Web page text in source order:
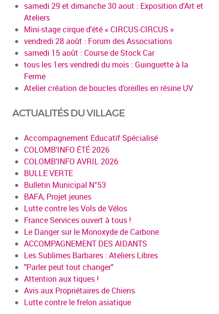
samedi 29 et dimanche 30 aout : Exposition d'Art et
Ateliers
Mini-stage cirque d'été « CIRCUS-CIRCUS »
vendredi 28 août : Forum des Associations
samedi 15 août : Course de Stock Car
tous les 1ers vendredi du mois : Guinguette à la
Ferme
Atelier création de boucles d’oreilles en résine UV
ACTUALITÉS DU VILLAGE
Accompagnement Educatif Spécialisé
COLOMB'INFO ÉTÉ 2026
COLOMB'INFO AVRIL 2026
BULLE VERTE
Bulletin Municipal N°53
BAFA, Projet jeunes
Lutte contre les Vols de Vélos
France Services ouvert à tous !
Le Danger sur le Monoxyde de Carbone
ACCOMPAGNEMENT DES AIDANTS
Les Sublimes Barbares : Ateliers Libres
"Parler peut tout changer"
Attention aux tiques !
Avis aux Propriétaires de Chiens
Lutte contre le frelon asiatique